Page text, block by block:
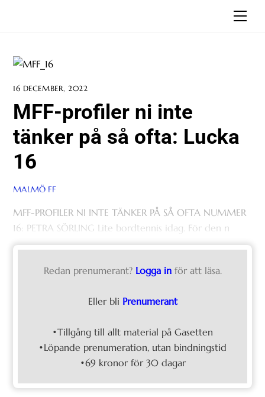
16 DECEMBER, 2022
MFF-profiler ni inte
tänker på så ofta: Lucka
16
MALMÖ FF
MFF-PROFILER NI INTE TÄNKER PÅ SÅ OFTA NUMMER
16: PETRA SÖRLING Lite bordtennis idag. För den n
Redan prenumerant? Logga in för att läsa.
Eller bli Prenumerant
•Tillgång till allt material på Gasetten
•Löpande prenumeration, utan bindningstid
•69 kronor för 30 dagar